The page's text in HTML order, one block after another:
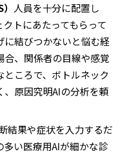
人員を十分に配置し
トにあたってもらって
に結びつかないと悩む経
、関係者の目線や感覚
ころで、ボトルネック
原因究明AIの分析を頼
結果や症状を入力するだ
い医療用AIが細かな診